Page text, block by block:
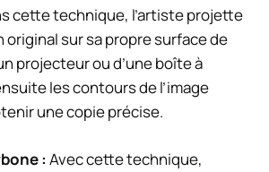
cette technique, l’artiste projette
original sur sa propre surface de
projecteur ou d’une boîte à
les contours de l’image
une copie précise.
: Avec cette technique,